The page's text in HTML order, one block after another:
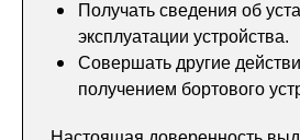
Получать сведения об
эксплуатации устройства.
Совершать другие
получением бортового